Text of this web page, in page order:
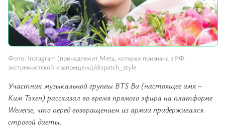
Фото: Instagram (принадлежит Meta, которая признана в РФ
экстремистской и запрещена)/dispatch_style
Участник музыкальной группы BTS Ви (настоящее имя –
Ким Тэхен) рассказал во время прямого эфира на платформе
Weverse, что перед возвращением из армии придерживался
строгой диеты.